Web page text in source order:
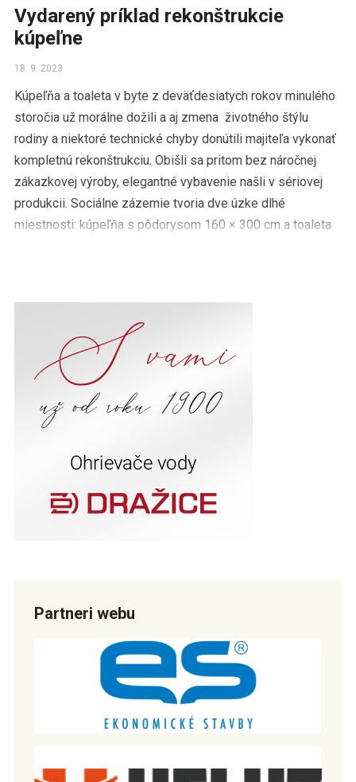
Vydarený príklad rekonštrukcie
kúpeľne
18. 9. 2023
Kúpeľňa a toaleta v byte z deväťdesiatych rokov minulého
storočia už morálne dožili a aj zmena životného štýlu
rodiny a niektoré technické chyby donútili majiteľa vykonať
kompletnú rekonštrukciu. Obišli sa pritom bez náročnej
zákazkovej výroby, elegantné vybavenie našli v sériovej
produkcii. Sociálne zázemie tvoria dve úzke dlhé
miestnosti: kúpeľňa s pôdorysom 160 × 300 cm a toaleta
Partneri webu